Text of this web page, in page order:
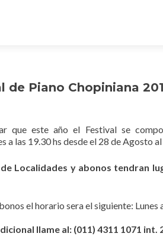
de Piano Chopiniana
que este año el Festival se
a las 19.30 hs desde el 28 de Agosto
Localidades y abonos tendran
el horario sera el siguiente: Lunes
llame al: (011) 4311 1071 int.